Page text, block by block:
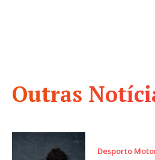
Outras
Desporto